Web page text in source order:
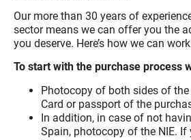
Our more than 30 years of
sector means we can offer you the
you deserve. Here’s how we can
To start with the purchase process
Photocopy of both sides of
Card or passport of the
In addition, in case of not
Spain, photocopy of the NIE.